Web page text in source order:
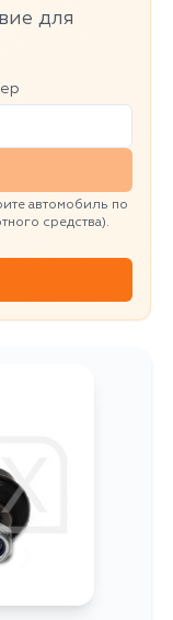
для
автомобиль по
средства).